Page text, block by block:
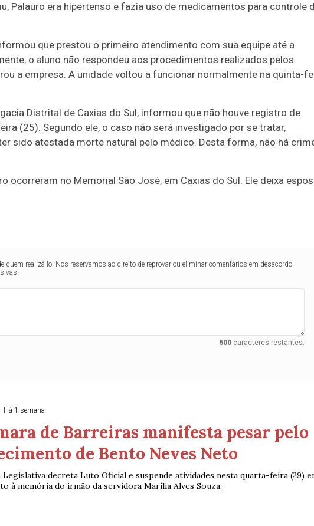
Palauro era hipertenso e fazia uso de medicamentos para controle
que prestou o primeiro atendimento com sua equipe até a
o aluno não respondeu aos procedimentos realizados pelos
a empresa. A unidade voltou a funcionar normalmente na quinta-
Distrital de Caxias do Sul, informou que não houve registro de
(25). Segundo ele, o caso não será investigado por se tratar,
sido atestada morte natural pelo médico. Desta forma, não há
ocorreram no Memorial São José, em Caxias do Sul. Ele deixa
quem realizá-lo. Nos reservamos ao direito de reprovar ou eliminar comentários em desacordo
500 caracteres restantes.
Há 1 semana
de Barreiras manifesta pesar pelo
de Bento Neves Neto
Legislativa decreta Luto Oficial e suspende atividades nesta quarta-feira (29)
à memória do irmão da servidora Marília Alves Souza.